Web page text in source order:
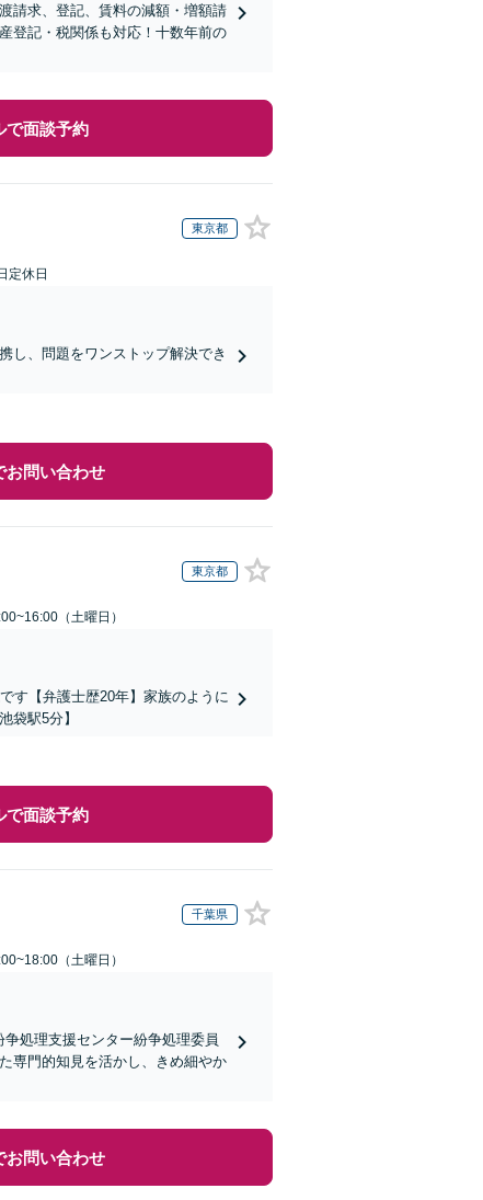
請求、登記、賃料の減額・増額請
登記・税関係も対応！十数年前の
で面談予約
東京都
定休日
し、問題をワンストップ解決でき
お問い合わせ
東京都
（土曜日）
す【弁護士歴20年】家族のように
袋駅5分】
で面談予約
千葉県
（土曜日）
処理支援センター紛争処理委員
専門的知見を活かし、きめ細やか
お問い合わせ